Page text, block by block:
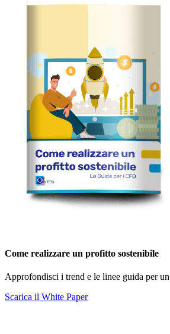
Come realizzare un profitto sostenibile
Approfondisci i trend e le linee guida per
Scarica il White Paper